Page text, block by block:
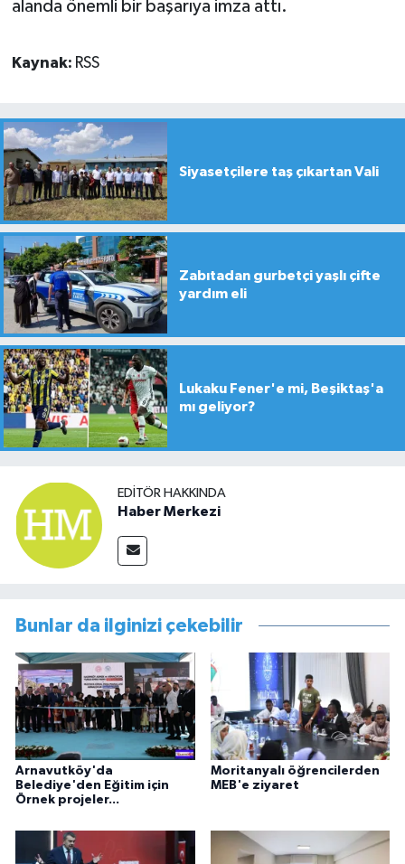
alanda önemli bir başarıya imza attı.
Kaynak: RSS
Siyasetçilere taş çıkartan Vali
Zabıtadan gurbetçi yaşlı çifte
yardım eli
Lukaku Fener'e mi, Beşiktaş'a
mı geliyor?
EDITÖR HAKKINDA
Haber Merkezi
Bunlar da ilginizi çekebilir
Arnavutköy'da
Belediye'den Eğitim için
Örnek projeler...
Moritanyalı öğrencilerden
MEB'e ziyaret